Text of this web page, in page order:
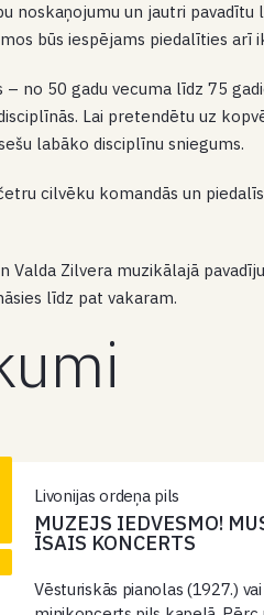
noskaņojumu un jautri pavadītu
būs iespējams piedalīties arī
no 50 gadu vecuma līdz 75
Lai pretendētu uz
labāko disciplīnu sniegums.
cilvēku komandās un
Valda Zilvera muzikālajā
līdz pat vakaram.
Livonijas ordeņa pils
MUZEJS IEDVESMO!
ĪSAIS KONCERTS
Vēsturiskās pianolas (1927.)